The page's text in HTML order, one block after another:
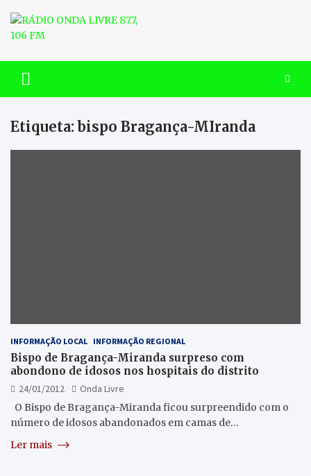
content
RÁDIO ONDA LIVRE 87.7, 106
FM
Etiqueta:bispo Bragança-MIranda
INFORMAÇÃO LOCAL INFORMAÇÃO REGIONAL
Bispo de Bragança-Miranda surpreso com
abondono de idosos nos hospitais do distrito
24/01/2012
Onda Livre
O Bispo de Bragança-Miranda ficou surpreendido com o
número de idosos abandonados em camas de…
Ler mais